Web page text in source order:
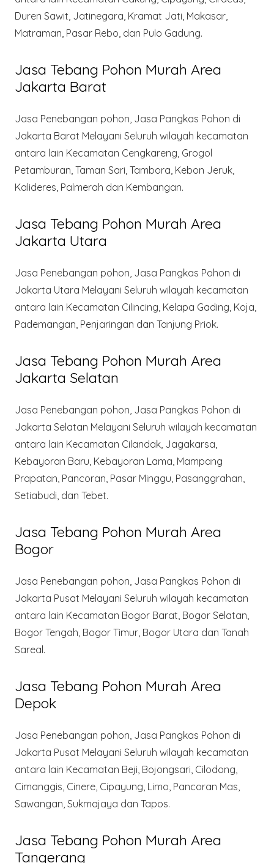
Duren Sawit, Jatinegara, Kramat Jati, Makasar,
Matraman, Pasar Rebo, dan Pulo Gadung.
Jasa Tebang Pohon Murah Area
Jakarta Barat
Jasa Penebangan pohon, Jasa Pangkas Pohon di
Jakarta Barat Melayani Seluruh wilayah kecamatan
antara lain Kecamatan Cengkareng, Grogol
Petamburan, Taman Sari, Tambora, Kebon Jeruk,
Kalideres, Palmerah dan Kembangan.
Jasa Tebang Pohon Murah Area
Jakarta Utara
Jasa Penebangan pohon, Jasa Pangkas Pohon di
Jakarta Utara Melayani Seluruh wilayah kecamatan
antara lain Kecamatan Cilincing, Kelapa Gading, Koja,
Pademangan, Penjaringan dan Tanjung Priok.
Jasa Tebang Pohon Murah Area
Jakarta Selatan
Jasa Penebangan pohon, Jasa Pangkas Pohon di
Jakarta Selatan Melayani Seluruh wilayah kecamatan
antara lain Kecamatan Cilandak, Jagakarsa,
Kebayoran Baru, Kebayoran Lama, Mampang
Prapatan, Pancoran, Pasar Minggu, Pasanggrahan,
Setiabudi, dan Tebet.
Jasa Tebang Pohon Murah Area
Bogor
Jasa Penebangan pohon, Jasa Pangkas Pohon di
Jakarta Pusat Melayani Seluruh wilayah kecamatan
antara lain Kecamatan Bogor Barat, Bogor Selatan,
Bogor Tengah, Bogor Timur, Bogor Utara dan Tanah
Sareal.
Jasa Tebang Pohon Murah Area
Depok
Jasa Penebangan pohon, Jasa Pangkas Pohon di
Jakarta Pusat Melayani Seluruh wilayah kecamatan
antara lain Kecamatan Beji, Bojongsari, Cilodong,
Cimanggis, Cinere, Cipayung, Limo, Pancoran Mas,
Sawangan, Sukmajaya dan Tapos.
Jasa Tebang Pohon Murah Area
Tangerang